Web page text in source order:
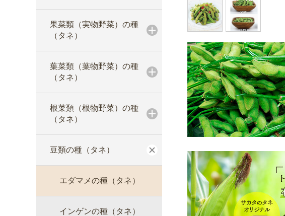
果菜類（実物野菜）の種
（タネ）
葉菜類（葉物野菜）の種
（タネ）
根菜類（根物野菜）の種
（タネ）
豆類の種（タネ）
エダマメの種（タネ）
インゲンの種（タネ）